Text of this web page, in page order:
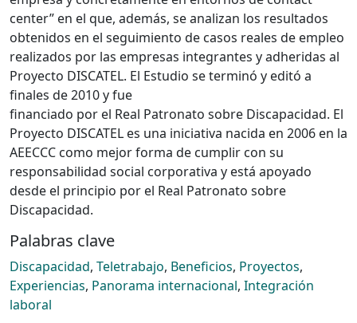
center” en el que, además, se analizan los resultados
obtenidos en el seguimiento de casos reales de empleo
realizados por las empresas integrantes y adheridas al
Proyecto DISCATEL. El Estudio se terminó y editó a
finales de 2010 y fue
financiado por el Real Patronato sobre Discapacidad. El
Proyecto DISCATEL es una iniciativa nacida en 2006 en la
AEECCC como mejor forma de cumplir con su
responsabilidad social corporativa y está apoyado
desde el principio por el Real Patronato sobre
Discapacidad.
Palabras clave
Discapacidad, Teletrabajo, Beneficios, Proyectos,
Experiencias, Panorama internacional, Integración
laboral